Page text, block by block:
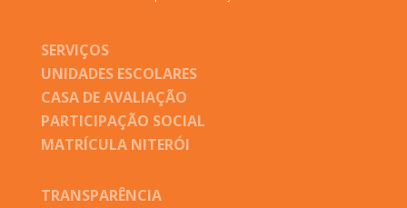
SERVIÇOS
UNIDADES ESCOLARES
CASA DE AVALIAÇÃO
PARTICIPAÇÃO SOCIAL
MATRÍCULA NITERÓI
TRANSPARÊNCIA